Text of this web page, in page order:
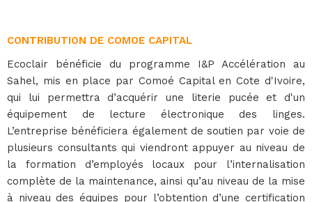
CONTRIBUTION DE COMOE CAPITAL
Ecoclair bénéficie du programme I&P Accélération au
Sahel, mis en place par Comoé Capital en Cote d'Ivoire,
qui lui permettra d’acquérir une literie pucée et d'un
équipement de lecture électronique des linges.
L’entreprise bénéficiera également de soutien par voie de
plusieurs consultants qui viendront appuyer au niveau de
la formation d’employés locaux pour l’internalisation
complète de la maintenance, ainsi qu’au niveau de la mise
à niveau des équipes pour l’obtention d’une certification